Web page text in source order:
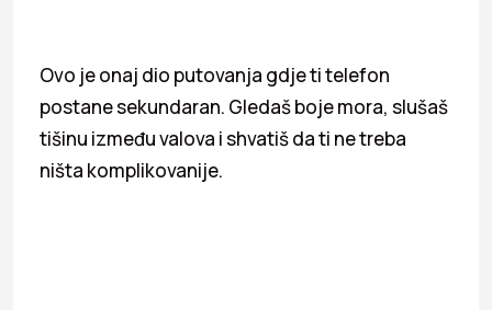
Ovo je onaj dio putovanja gdje ti telefon
postane sekundaran. Gledaš boje mora, slušaš
tišinu između valova i shvatiš da ti ne treba
ništa komplikovanije.